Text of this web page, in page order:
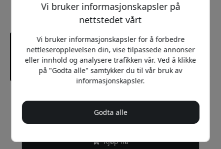
Anbefalt pris
499 NOK
Kjøp nå
Vi bruker informasjonskapsler på
nettstedet vårt
Vi bruker informasjonskapsler for å forbedre
nettleseropplevelsen din, vise tilpassede annonser
eller innhold og analysere trafikken vår. Ved å klikke
på "Godta alle" samtykker du til vår bruk av
informasjonskapsler.
Godta alle